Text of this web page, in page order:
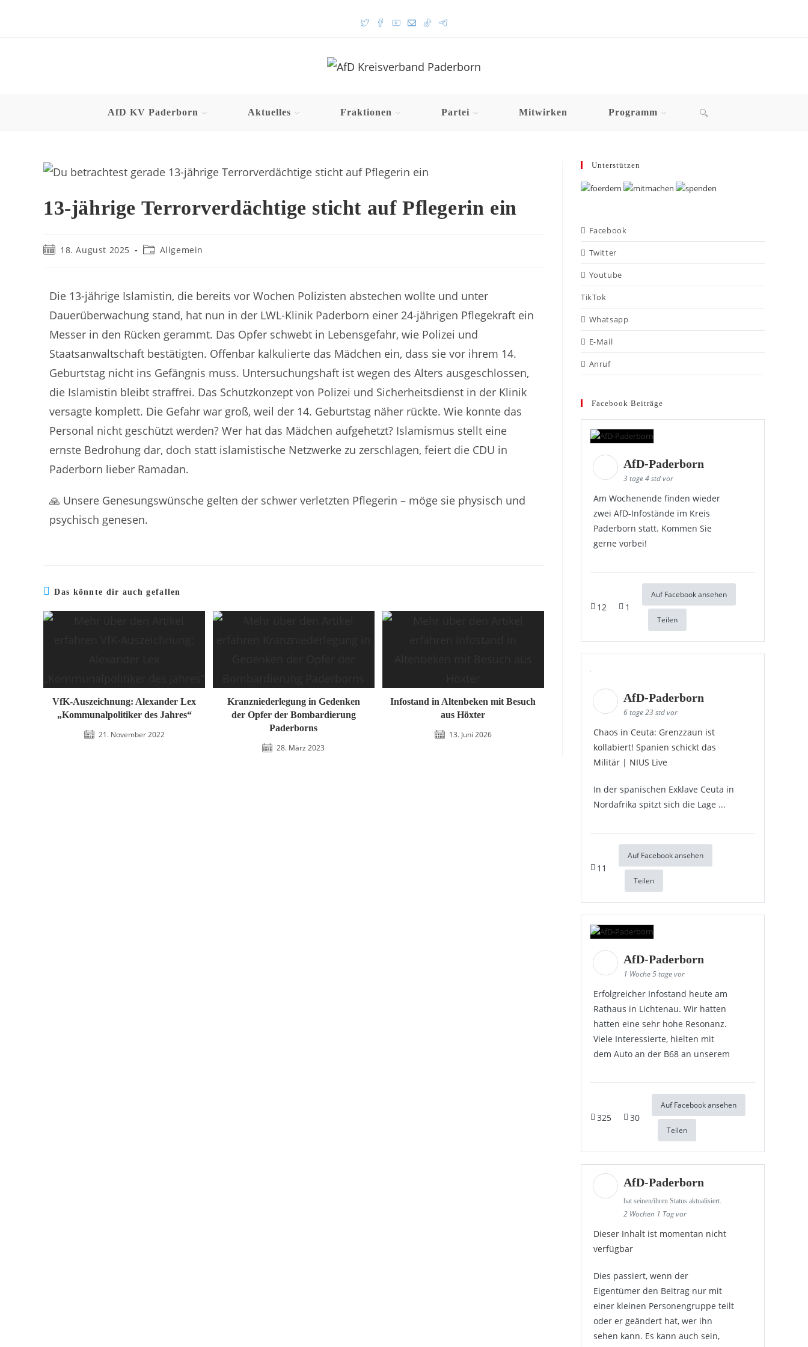
AfD KV Paderborn Aktuelles Fraktionen Partei Mitwirken Programm
13-jährige Terrorverdächtige sticht auf Pflegerin ein
18. August 2025 Allgemein
Die 13-jährige Islamistin, die bereits vor Wochen Polizisten abstechen wollte und unter
Dauerüberwachung stand, hat nun in der LWL-Klinik Paderborn einer 24-jährigen Pflegekraft ein
Messer in den Rücken gerammt. Das Opfer schwebt in Lebensgefahr, wie Polizei und
Staatsanwaltschaft bestätigten. Offenbar kalkulierte das Mädchen ein, dass sie vor ihrem 14.
Geburtstag nicht ins Gefängnis muss. Untersuchungshaft ist wegen des Alters ausgeschlossen,
die Islamistin bleibt straffrei. Das Schutzkonzept von Polizei und Sicherheitsdienst in der Klinik
versagte komplett. Die Gefahr war groß, weil der 14. Geburtstag näher rückte. Wie konnte das
Personal nicht geschützt werden? Wer hat das Mädchen aufgehetzt? Islamismus stellt eine
ernste Bedrohung dar, doch statt islamistische Netzwerke zu zerschlagen, feiert die CDU in
Paderborn lieber Ramadan.
🙏 Unsere Genesungswünsche gelten der schwer verletzten Pflegerin – möge sie physisch und
psychisch genesen.
Das könnte dir auch gefallen
VfK-Auszeichnung: Alexander Lex
„Kommunalpolitiker des Jahres“
21. November 2022
Kranzniederlegung in Gedenken
der Opfer der Bombardierung
Paderborns
28. März 2023
Infostand in Altenbeken mit Besuch
aus Höxter
13. Juni 2026
Unterstützen
Facebook
Twitter
Youtube
TikTok
Whatsapp
E-Mail
Anruf
Facebook Beiträge
AfD-Paderborn
3 tage 4 std vor
Am Wochenende finden wieder
zwei AfD-Infostände im Kreis
Paderborn statt. Kommen Sie
gerne vorbei!
12 1
Auf Facebook ansehen
Teilen
AfD-Paderborn
6 tage 23 std vor
Chaos in Ceuta: Grenzzaun ist
kollabiert! Spanien schickt das
Militär | NIUS Live
In der spanischen Exklave Ceuta in
Nordafrika spitzt sich die Lage ...
11
Auf Facebook ansehen
Teilen
AfD-Paderborn
1 Woche 5 tage vor
Erfolgreicher Infostand heute am
Rathaus in Lichtenau. Wir hatten
hatten eine sehr hohe Resonanz.
Viele Interessierte, hielten mit
dem Auto an der B68 an unserem
325 30
Auf Facebook ansehen
Teilen
AfD-Paderborn
hat seinen/ihren Status aktualisiert.
2 Wochen 1 Tag vor
Dieser Inhalt ist momentan nicht
verfügbar
Dies passiert, wenn der
Eigentümer den Beitrag nur mit
einer kleinen Personengruppe teilt
oder er geändert hat, wer ihn
sehen kann. Es kann auch sein,